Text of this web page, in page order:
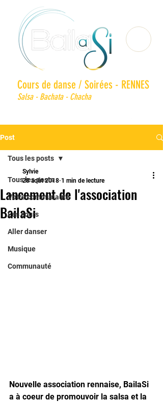
Cours de danse / Soirées - RENNES
Salsa - Bachata - Chacha
Post
Tous les posts
Votre communauté
Les cours
Aller danser
Musique
Communauté
Tous les posts
Lancement de l'association
BailaSi
Sylvie
28 août 2018 1 min de lecture
Nouvelle association rennaise, BailaSi
a à coeur de promouvoir la salsa et la